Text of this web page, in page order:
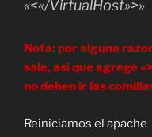
«<«/VirtualHost»>»
Nota: por alguna
sale, asi que agrege
no deben ir las
Reiniciamos el apache